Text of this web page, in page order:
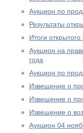
Аукцион по
Результаты
Итоги
Аукцион на
года
Аукцион по
Извещение о
Извещение о
Извещение о
Аукцион 04